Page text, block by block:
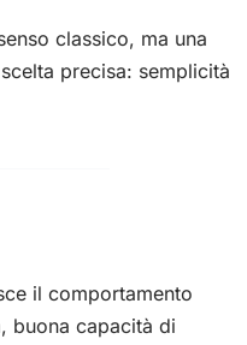
classico, ma una
precisa: semplicità
il comportamento
buona capacità di